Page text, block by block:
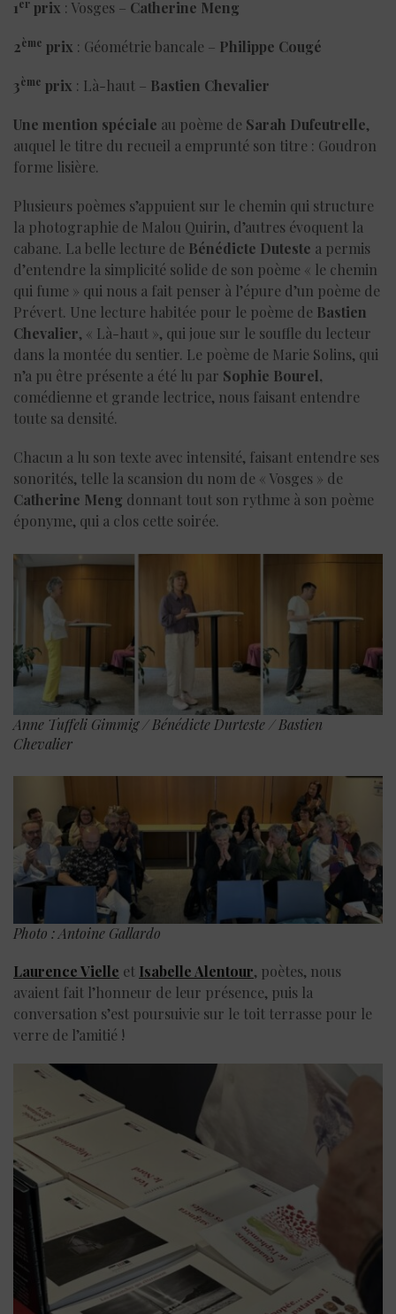
1er prix : Vosges – Catherine Meng
2ème prix : Géométrie bancale – Philippe Cougé
3ème prix : Là-haut – Bastien Chevalier
Une mention spéciale au poème de Sarah Dufeutrelle,
auquel le titre du recueil a emprunté son titre : Goudron
forme lisière.
Plusieurs poèmes s’appuient sur le chemin qui structure
la photographie de Malou Quirin, d’autres évoquent la
cabane. La belle lecture de Bénédicte Duteste a permis
d’entendre la simplicité solide de son poème « le chemin
qui fume » qui nous a fait penser à l’épure d’un poème de
Prévert. Une lecture habitée pour le poème de Bastien
Chevalier, « Là-haut », qui joue sur le souffle du lecteur
dans la montée du sentier. Le poème de Marie Solins, qui
n’a pu être présente a été lu par Sophie Bourel,
comédienne et grande lectrice, nous faisant entendre
toute sa densité.
Chacun a lu son texte avec intensité, faisant entendre ses
sonorités, telle la scansion du nom de « Vosges » de
Catherine Meng donnant tout son rythme à son poème
éponyme, qui a clos cette soirée.
Anne Tuffeli Gimmig / Bénédicte Durteste / Bastien
Chevalier
Photo : Antoine Gallardo
Laurence Vielle et Isabelle Alentour, poètes, nous
avaient fait l’honneur de leur présence, puis la
conversation s’est poursuivie sur le toit terrasse pour le
verre de l’amitié !